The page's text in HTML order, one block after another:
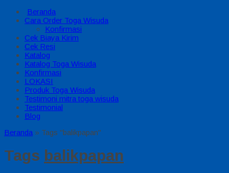
Beranda
Cara Order Toga Wisuda
Konfirmasi
Cek Biaya Kirim
Cek Resi
Katalog
Katalog Toga Wisuda
Konfirmasi
LOKASI
Produk Toga Wisuda
Testimoni mitra toga wisuda
Testimonial
Blog
Beranda » Tags "balikpapan"
Tags balikpapan